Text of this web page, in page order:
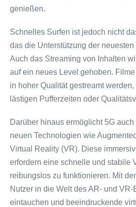
genießen.
Schnelles Surfen ist jedoch nicht
das die Unterstützung der
Auch das Streaming von Inhalten
auf ein neues Level gehoben.
in hoher Qualität gestreamt
lästigen Pufferzeiten oder
Darüber hinaus ermöglicht 5G
neuen Technologien wie
Virtual Reality (VR). Diese
erfordern eine schnelle und stabile
reibungslos zu funktionieren. Mit
Nutzer in die Welt des AR- und VR-
eintauchen und beeindruckende